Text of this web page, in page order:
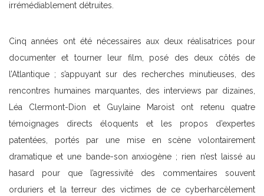
irrémédiablement détruites.
Cinq années ont été nécessaires aux deux réalisatrices pour
documenter et tourner leur film, posé des deux côtés de
l’Atlantique ; s’appuyant sur des recherches minutieuses, des
rencontres humaines marquantes, des interviews par dizaines,
Léa Clermont-Dion et Guylaine Maroist ont retenu quatre
témoignages directs éloquents et les propos d’expertes
patentées, portés par une mise en scène volontairement
dramatique et une bande-son anxiogène ; rien n’est laissé au
hasard pour que l’agressivité des commentaires souvent
orduriers et la terreur des victimes de ce cyberharcèlement